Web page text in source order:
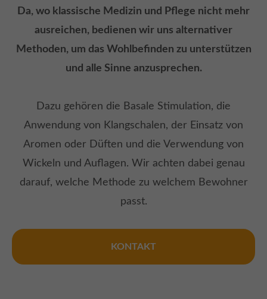
Da, wo klassische Medizin und Pflege nicht mehr
ausreichen, bedienen wir uns alternativer
Methoden, um das Wohlbefinden zu unterstützen
und alle Sinne anzusprechen.
Dazu gehören die Basale Stimulation, die
Anwendung von Klangschalen, der Einsatz von
Aromen oder Düften und die Verwendung von
Wickeln und Auflagen. Wir achten dabei genau
darauf, welche Methode zu welchem Bewohner
passt.
KONTAKT